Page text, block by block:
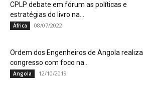
CPLP debate em fórum as políticas e
estratégias do livro na...
África 08/07/2022
Ordem dos Engenheiros de Angola realiza
congresso com foco na...
Angola 12/10/2019